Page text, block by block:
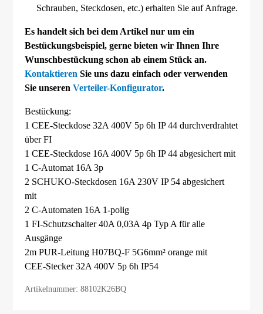
Schrauben, Steckdosen, etc.) erhalten Sie auf Anfrage.
Es handelt sich bei dem Artikel nur um ein
Bestückungsbeispiel, gerne bieten wir Ihnen Ihre
Wunschbestückung schon ab einem Stück an.
Kontaktieren Sie uns dazu einfach oder verwenden
Sie unserenVerteiler-Konfigurator.
Bestückung:
1 CEE-Steckdose 32A 400V 5p 6h IP 44 durchverdrahtet
über FI
1 CEE-Steckdose 16A 400V 5p 6h IP 44 abgesichert mit
1 C-Automat 16A 3p
2 SCHUKO-Steckdosen 16A 230V IP 54 abgesichert
mit
2 C-Automaten 16A 1-polig
1 FI-Schutzschalter 40A 0,03A 4p Typ A für alle
Ausgänge
2m PUR-Leitung H07BQ-F 5G6mm² orange mit
CEE-Stecker 32A 400V 5p 6h IP54
Artikelnummer: 88102K26BQ